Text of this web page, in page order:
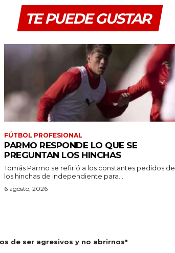
TE PUEDE GUSTAR
FÚTBOL PROFESIONAL
PARMO RESPONDE LO QUE SE
PREGUNTAN LOS HINCHAS
Tomás Parmo se refirió a los constantes pedidos de
los hinchas de Independiente para...
6 agosto, 2026